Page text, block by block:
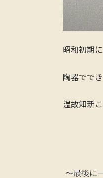
昭和初期
陶器でで
温故知新
～最後に